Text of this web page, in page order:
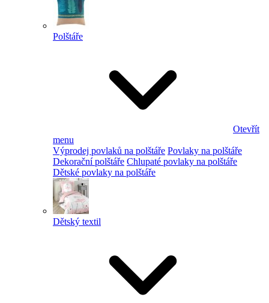
Polštáře
Otevřít
menu
Výprodej povlaků na polštáře Povlaky na polštáře
Dekorační polštáře Chlupaté povlaky na polštáře
Dětské povlaky na polštáře
Dětský textil